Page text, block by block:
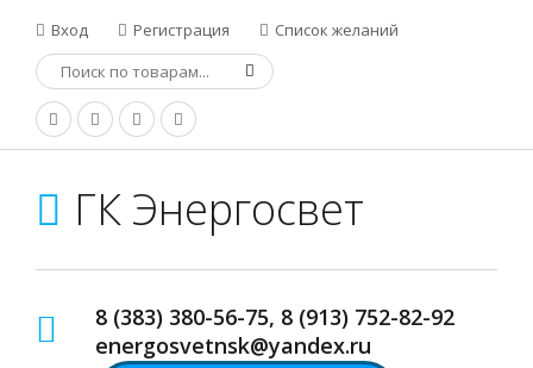
Вход Регистрация Список желаний
ГК Энергосвет
8 (383) 380-56-75, 8 (913) 752-82-92
energosvetnsk@yandex.ru